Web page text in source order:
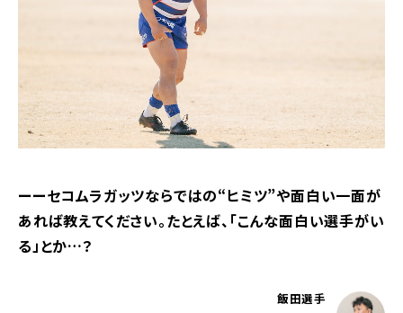
ーーセコムラガッツならではの“ヒミツ”や面白い一面が
あれば教えてください。たとえば、「こんな面白い選手がい
る」とか…？
飯田選手